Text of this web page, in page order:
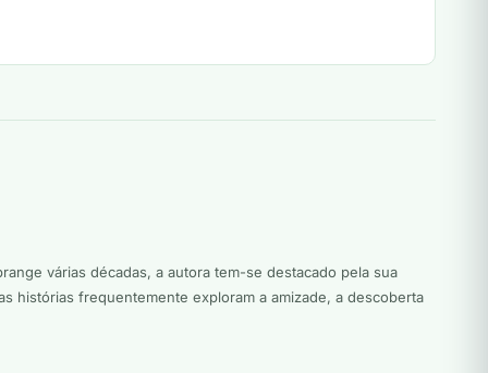
várias décadas, a autora tem-se destacado pela sua
histórias frequentemente exploram a amizade, a descoberta